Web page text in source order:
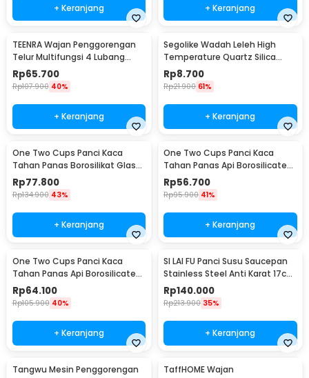
+ Keranjang + Keranjang
TEENRA Wajan Penggorengan
Telur Multifungsi 4 Lubang
Frying Pan 24.2cm 4 Lubang -
TW-376
Rp65.700
Rp107.900 40%
+ Keranjang
Segolike Wadah Leleh High
Temperature Quartz Silica
Melting Bowl - SG22
Rp8.700
Rp21.900 61%
+ Keranjang
One Two Cups Panci Kaca
Tahan Panas Borosilikat Glass
Cooking Pot 16cm - I-26
Rp77.800
Rp134.900 43%
+ Keranjang
One Two Cups Panci Kaca
Tahan Panas Api Borosilicate
Glass Cooking Pot 14cm - C-12
Rp56.700
Rp95.900 41%
+ Keranjang
One Two Cups Panci Kaca
Tahan Panas Api Borosilicate
Glass Cooking Pot 15cm - C-12
Rp64.100
Rp105.900 40%
+ Keranjang
SI LAI FU Panci Susu Saucepan
Stainless Steel Anti Karat 17cm
- KC0406
Rp140.000
Rp213.900 35%
+ Keranjang
Tangwu Mesin Penggorengan
TaffHOME Wajan